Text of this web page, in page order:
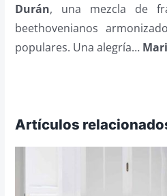
Durán, una mezcla de
beethovenianos
populares. Una alegría…
Artículos